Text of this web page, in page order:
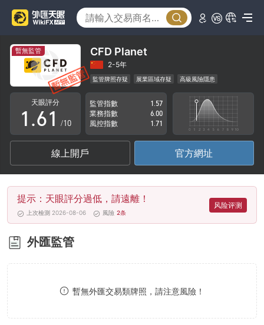
暫無監管 CFD Planet
2-5年
監管牌照存疑 展業區域存疑 高級風險隱患
天眼評分
0
1
2
3
4
5
6
7
.
2
3
4
5
6
7
8
9
0
1
2
3
4
5
6
7
/10
監管指數
1.57
業務指數
6.00
風控指數
1.71
線上開戶 官方網址
提示：天眼評分過低，請遠離！
上次檢測 2026-08-06 風險 2条
风险评测
外匯監管
暫無外匯交易類牌照，請注意風險！